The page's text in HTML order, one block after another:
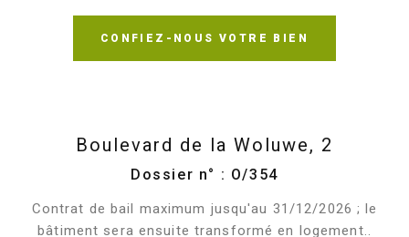
CONFIEZ-NOUS VOTRE BIEN
Boulevard de la Woluwe, 2
Dossier n° : O/354
Contrat de bail maximum jusqu'au 31/12/2026 ; le
bâtiment sera ensuite transformé en logement..